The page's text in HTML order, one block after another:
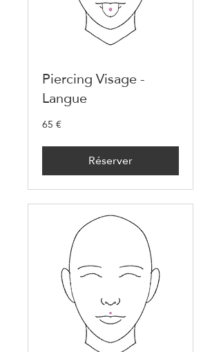
Piercing Visage -
Langue
65
euros
65 €
Réserver